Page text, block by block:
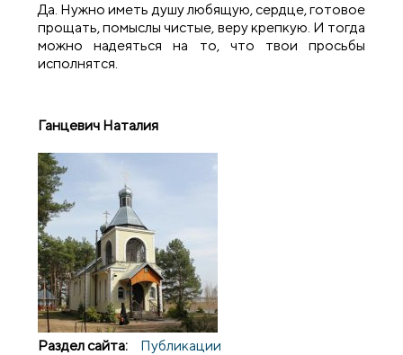
Да. Нужно иметь душу любящую, сердце, готовое
прощать, помыслы чистые, веру крепкую. И тогда
можно надеяться на то, что твои просьбы
исполнятся.
Ганцевич Наталия
Раздел сайта: Публикации